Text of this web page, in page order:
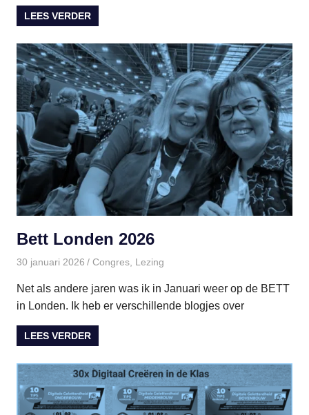
LEES VERDER
Bett Londen 2026
30 januari 2026 paulinem
Congres, Lezing
Net als andere jaren was ik in Januari weer op de BETT
in Londen. Ik heb er verschillende blogjes over
LEES VERDER